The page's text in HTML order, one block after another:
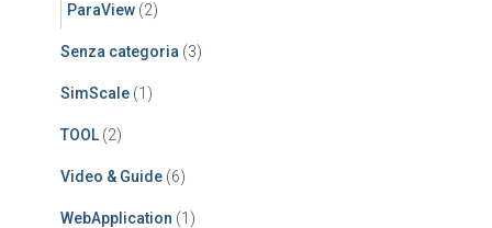
ParaView (2)
Senza categoria (3)
SimScale (1)
TOOL (2)
Video & Guide (6)
WebApplication (1)